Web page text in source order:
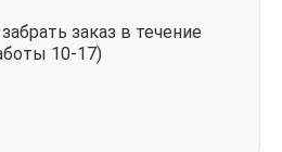
заказ в течение
10-17)